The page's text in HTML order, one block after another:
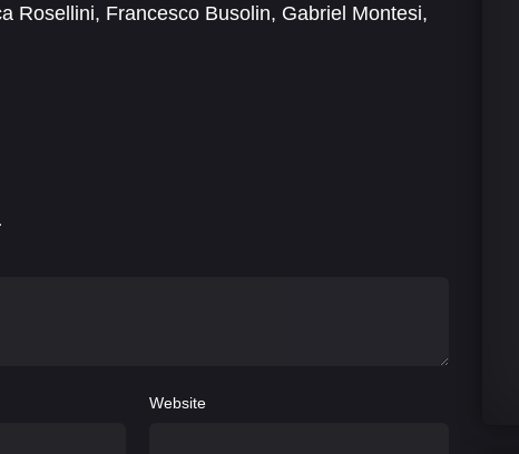
Rosellini, Francesco Busolin, Gabriel Montesi,
Website